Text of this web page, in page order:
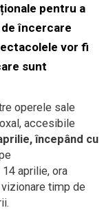
pentru a
încercare
vor fi
sunt
operele sale
accesibile
începând cu
aprilie, ora
timp de